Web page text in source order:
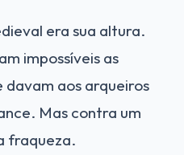
era sua altura.
impossíveis as
davam aos arqueiros
Mas contra um
fraqueza.